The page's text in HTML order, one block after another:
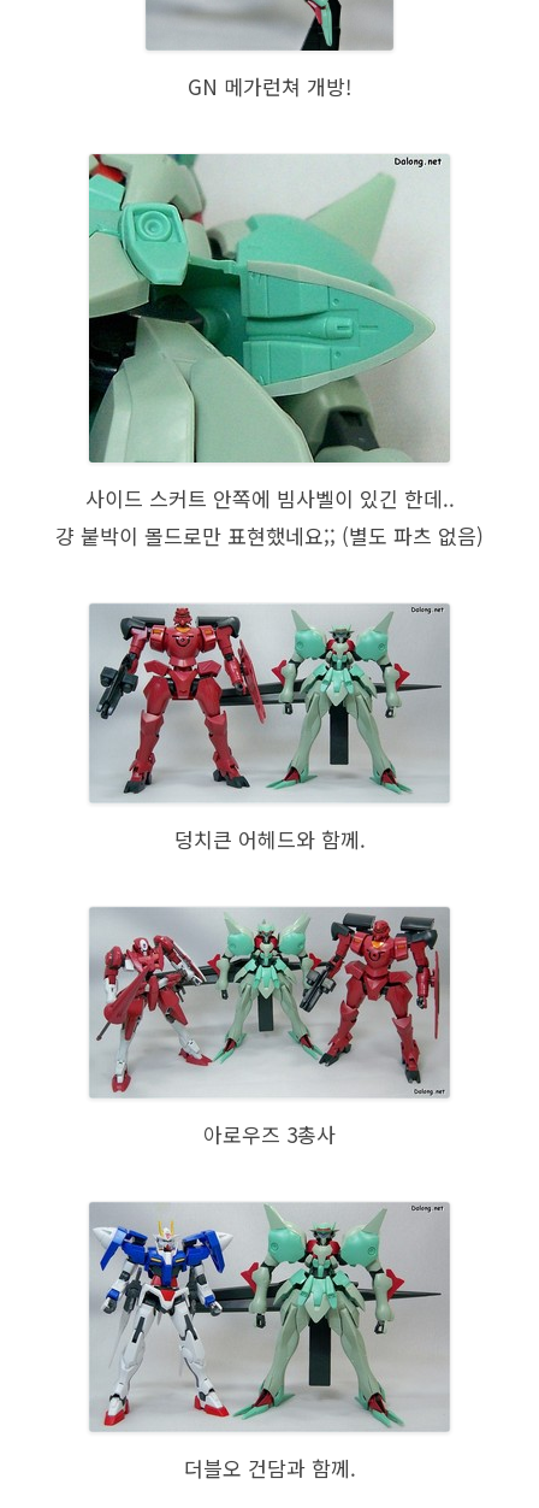
GN 메가런쳐 개방!
사이드 스커트 안쪽에 빔사벨이 있긴 한데..
걍 붙박이 몰드로만 표현했네요;; (별도 파츠 없음)
덩치큰 어헤드와 함께.
아로우즈 3총사
더블오 건담과 함께.